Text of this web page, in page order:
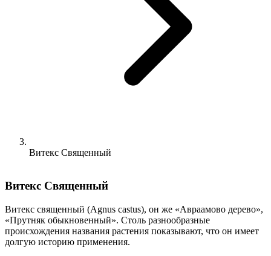
Витекс Священный
Витекс Священный
Витекс священный (Agnus castus), он же «Авраамово дерево»,
«Прутняк обыкновенный». Столь разнообразные
происхождения названия растения показывают, что он имеет
долгую историю применения.